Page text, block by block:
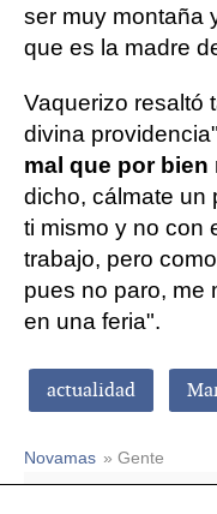
ser muy montaña
que es la madre
Vaquerizo resaltó
divina
mal que por bien
dicho, cálmate un
ti mismo y no con
trabajo, pero
pues no paro, me
en una feria".
actualidad
Novamas » Gente